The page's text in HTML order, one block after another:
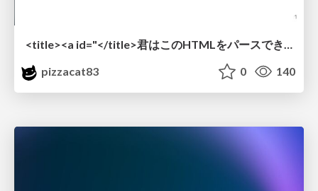
<title><a id="</title>君はこのHTMLをパースできるか"></a></title> #雑LT_study
pizzacat83
0 140